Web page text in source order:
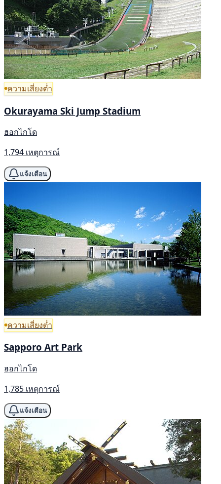
ความเสี่ยงต่ำ
Okurayama Ski Jump Stadium
ฮอกไกโด
1,794 เหตุการณ์
แจ้งเตือน
ความเสี่ยงต่ำ
Sapporo Art Park
ฮอกไกโด
1,785 เหตุการณ์
แจ้งเตือน